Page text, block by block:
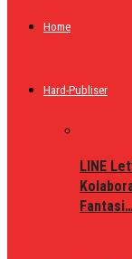
Home
Hard-Publiser
LINE